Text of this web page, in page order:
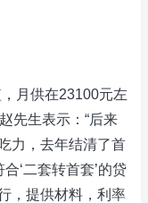
月供在23100元左
先生表示：“后来
力，去年结清了首
‘二套转首套’的贷
，提供材料，利率